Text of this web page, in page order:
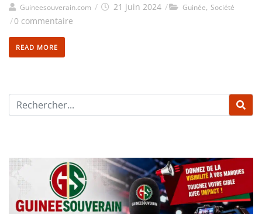
Guineesouverain.com / 21 juin 2024 / Guinée, Société
/0 commentaire
READ MORE